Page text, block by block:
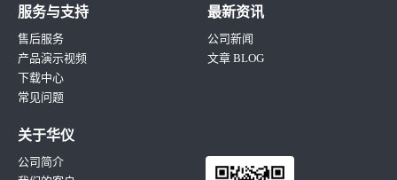
服务与支持
售后服务
产品演示视频
下载中心
常见问题
最新资讯
公司新闻
文章 BLOG
关于华仪
公司简介